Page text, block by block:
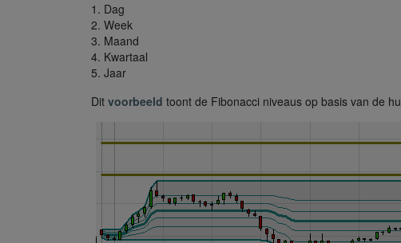
1. Dag
2. Week
3. Maand
4. Kwartaal
5. Jaar
Dit voorbeeld toont de Fibonacci niveaus op basis van de